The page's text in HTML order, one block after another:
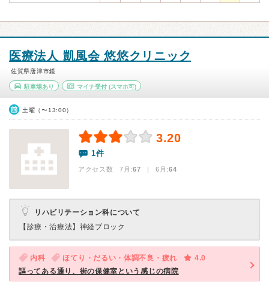
医療法人 凱風会 悠悠クリニック
佐賀県唐津市鏡
駐車場あり マイナ受付(スマホ可)
土曜（〜13:00）
3.20
1件
アクセス数 7月:67 | 6月:64
リハビリテーション科について
【診療・治療法】 神経ブロック
内科 ほてり・だるい・体調不良・疲れ
4.0
謳ってある通り、街の保健室という感じの病院